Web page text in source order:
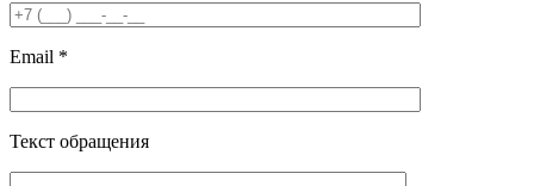
Email *
Текст обращения